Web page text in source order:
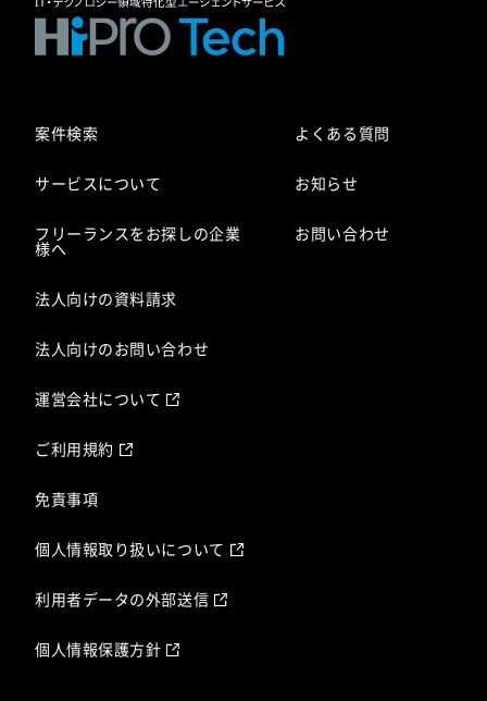
案件検索
サービスについて
フリーランスをお探しの企業
様へ
法人向けの資料請求
法人向けのお問い合わせ
よくある質問
お知らせ
お問い合わせ
運営会社について
ご利用規約
免責事項
個人情報取り扱いについて
利用者データの外部送信
個人情報保護方針